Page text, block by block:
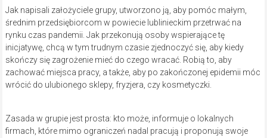
Jak napisali założyciele grupy, utworzono ją, aby pomóc małym,
średnim przedsiębiorcom w powiecie lublinieckim przetrwać na
rynku czas pandemii. Jak przekonują osoby wspierające tę
inicjatywę, chcą w tym trudnym czasie zjednoczyć się, aby kiedy
skończy się zagrożenie mieć do czego wracać. Robią to, aby
zachować miejsca pracy, a także, aby po zakończonej epidemii móc
wrócić do ulubionego sklepy, fryzjera, czy kosmetyczki.
Zasada w grupie jest prosta: kto może, informuje o lokalnych
firmach, które mimo ograniczeń nadal pracują i proponują swoje